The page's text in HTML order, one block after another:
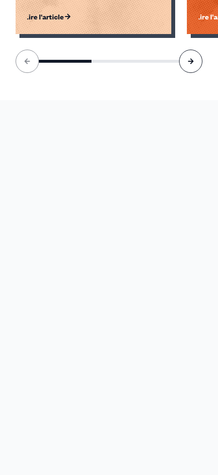
Lire l'article Lire